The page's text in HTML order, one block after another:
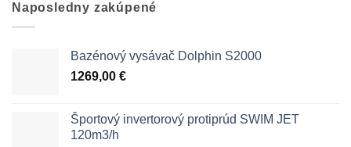
Naposledny zakúpené
Bazénový vysávač Dolphin S2000
1269,00 €
Športový invertorový protiprúd SWIM JET
120m3/h